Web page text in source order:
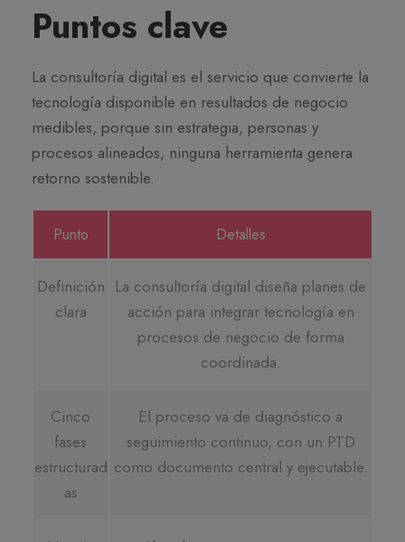
Puntos clave
La consultoría digital es el servicio que convierte la
tecnología disponible en resultados de negocio
medibles, porque sin estrategia, personas y
procesos alineados, ninguna herramienta genera
retorno sostenible.
Punto Detalles
Definición
clara
La consultoría digital diseña planes de
acción para integrar tecnología en
procesos de negocio de forma
coordinada.
Cinco
fases
estructurad
as
El proceso va de diagnóstico a
seguimiento continuo, con un PTD
como documento central y ejecutable.